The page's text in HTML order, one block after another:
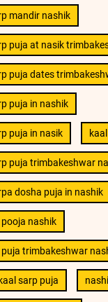
mandir nashik
puja at nasik
puja dates
puja in nashik
puja in nasik
puja trimbakeshwar
dosha puja in nashik
nashik
puja trimbakeshwar
sarp puja